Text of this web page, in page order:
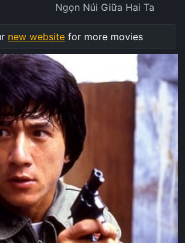
Ngọn Núi Giữa Hai Ta
new website for more movies